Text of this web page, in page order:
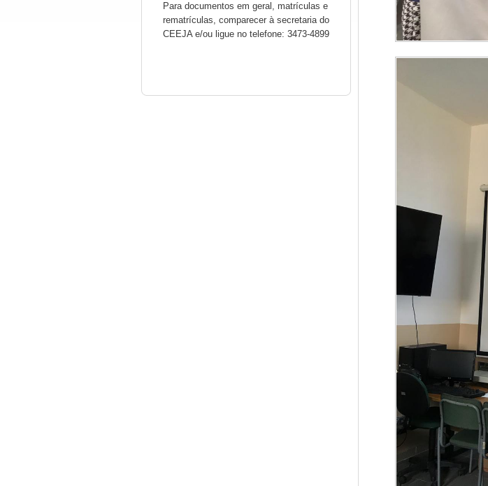
Para documentos em geral, matrículas e
rematrículas, comparecer à secretaria do
CEEJA e/ou ligue no telefone: 3473-4899